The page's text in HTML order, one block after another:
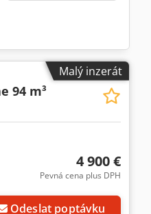
Malý inzerát
94 m³
4 900 €
Pevná cena plus DPH
Odeslat poptávku